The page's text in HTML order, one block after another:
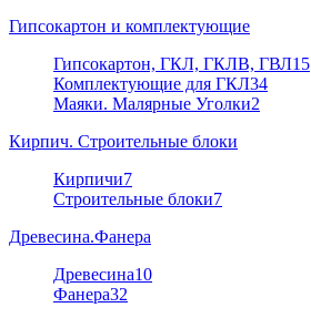
Гипсокартон и комплектующие
Гипсокартон, ГКЛ, ГКЛВ, ГВЛ15
Комплектующие для ГКЛ34
Маяки. Малярные Уголки2
Кирпич. Строительные блоки
Кирпичи7
Строительные блоки7
Древесина.Фанера
Древесина10
Фанера32